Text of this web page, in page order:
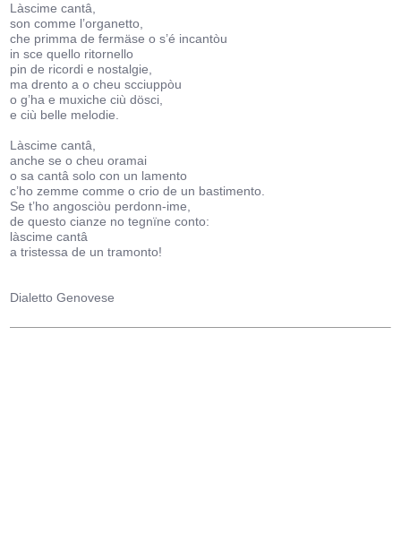
Làscime cantâ,
son comme l’organetto,
che primma de fermäse o s’é incantòu
in sce quello ritornello
pin de ricordi e nostalgie,
ma drento a o cheu scciuppòu
o g’ha e muxiche ciù dösci,
e ciù belle melodie.
Làscime cantâ,
anche se o cheu oramai
o sa cantâ solo con un lamento
c’ho zemme comme o crio de un bastimento.
Se t’ho angosciòu perdonn-ime,
de questo cianze no tegnïne conto:
làscime cantâ
a tristessa de un tramonto!
Dialetto Genovese